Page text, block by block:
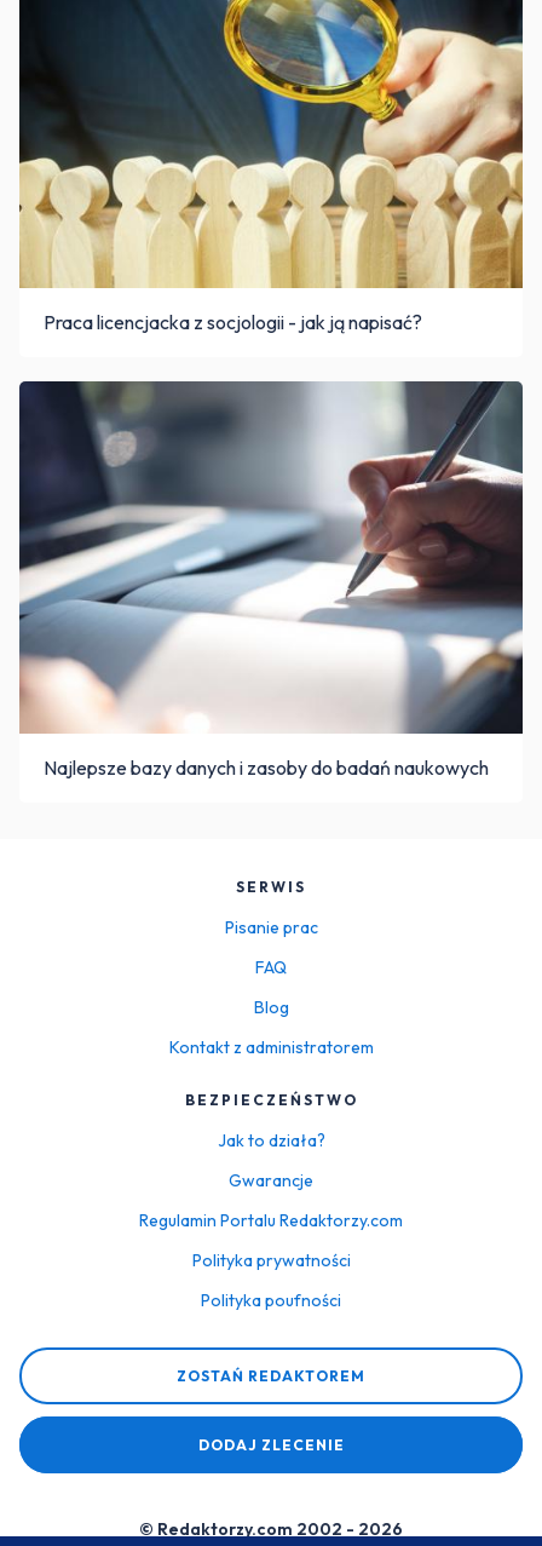
Praca licencjacka z socjologii - jak ją napisać?
Najlepsze bazy danych i zasoby do badań naukowych
SERWIS
Pisanie prac
FAQ
Blog
Kontakt z administratorem
BEZPIECZEŃSTWO
Jak to działa?
Gwarancje
Regulamin Portalu Redaktorzy.com
Polityka prywatności
Polityka poufności
ZOSTAŃ REDAKTOREM
DODAJ ZLECENIE
© Redaktorzy.com 2002 - 2026